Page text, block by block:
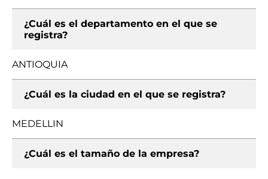
¿Cuál es el departamento en el que se
registra?
ANTIOQUIA
¿Cuál es la ciudad en el que se registra?
MEDELLIN
¿Cuál es el tamaño de la empresa?